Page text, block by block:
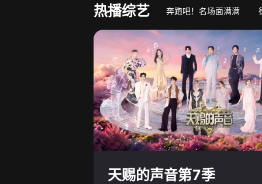
热播综艺 奔跑吧！名场面满满
天赐的声音第7季